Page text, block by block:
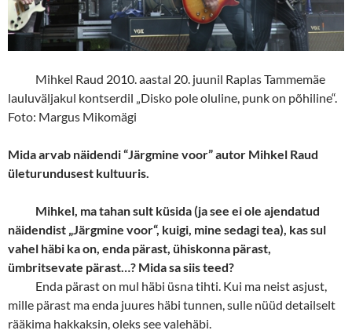
Mihkel Raud 2010. aastal 20. juunil Raplas Tammemäe
lauluväljakul kontserdil „Disko pole oluline, punk on põhiline“.
Foto: Margus Mikomägi
Mida arvab näidendi “Järgmine voor” autor Mihkel Raud
ületurundusest kultuuris.
Mihkel, ma tahan sult küsida (ja see ei ole ajendatud
näidendist „Järgmine voor“, kuigi, mine sedagi tea), kas sul
vahel häbi ka on, enda pärast, ühiskonna pärast,
ümbritsevate pärast…? Mida sa siis teed?
Enda pärast on mul häbi üsna tihti. Kui ma neist asjust,
mille pärast ma enda juures häbi tunnen, sulle nüüd detailselt
rääkima hakkaksin, oleks see valehäbi.